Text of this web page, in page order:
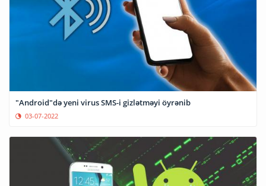
"Android"də yeni virus SMS-i gizlətməyi öyrənib
03-07-2022